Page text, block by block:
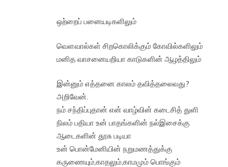
ஒற்றைப் பனையடிகளிலும்
வௌவால்கள் சிறகொலிக்கும் கோவில்களிலும்
மனித வாசனையறியா காடுகளின் ஆழத்திலும்
இன்னும் எத்தனை காலம் தவித்தலைவது?
அறிவேன்.
நம் சந்திப்புதான் என் வாழ்வின் கடைசித் துளி
நிலம் பதியா உன் பாதங்களின் நல்இசைக்கு
ஆடைகளின் தூசு படியா
உன் பொன்மேனியின் நறுமணத்துக்கு
கருணையும்,காதலும்,காமமும் பொங்கும்